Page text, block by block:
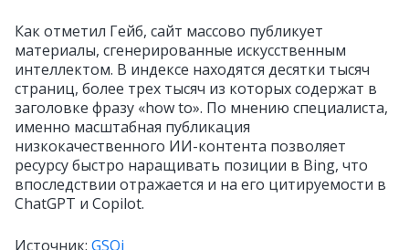
Как отметил Гейб, сайт массово публикует
материалы, сгенерированные искусственным
интеллектом. В индексе находятся десятки тысяч
страниц, более трех тысяч из которых содержат в
заголовке фразу «how to». По мнению специалиста,
именно масштабная публикация
низкокачественного ИИ-контента позволяет
ресурсу быстро наращивать позиции в Bing, что
впоследствии отражается и на его цитируемости в
ChatGPT и Copilot.
Источник: GSQi